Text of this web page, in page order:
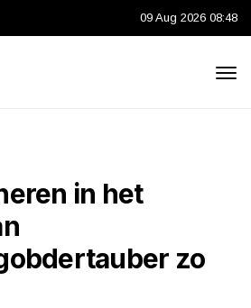
09 Aug 2026 08:48
in het
zo